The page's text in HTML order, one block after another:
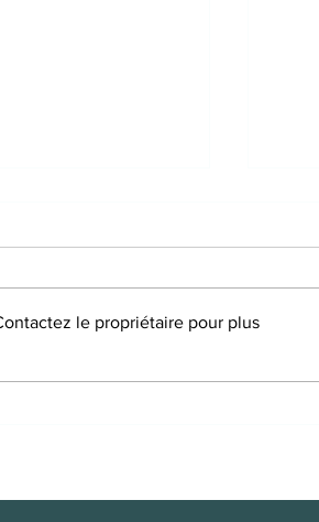
cas : récupération
le propriétaire pour plus